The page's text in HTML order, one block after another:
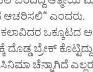
ಆಚರಿಸಲಿ“ ಎಂದರು.
ಕಲಾವಿದರ ಒಕ್ಕೂಟದ
ದೊಡ್ಡ ಬ್ರೇಕ್
ಚೆನ್ನಾಗಿದೆ